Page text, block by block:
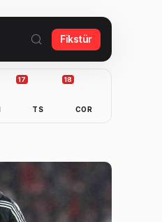
Fikstür
17
TS
18
COR